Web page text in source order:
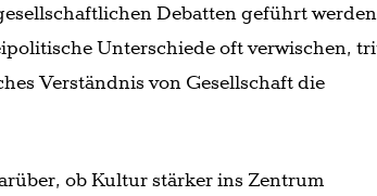
Debatten geführt
Unterschiede oft verwischen,
Verständnis von Gesellschaft die
ob Kultur stärker ins Zentrum